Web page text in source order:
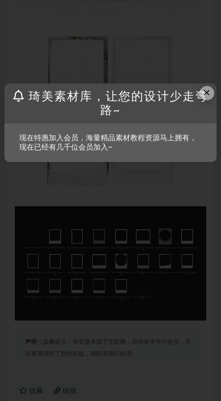
声明： 温馨提示：本资源来源于互联网，仅供参考学习使用，若
该资源侵犯了您的权益，请联系我们处理。
收藏 链接
×
琦美素材库，让您的设计少走弯
路~
现在特惠加入会员，海量精品素材教程资源马上拥有，
现在已经有几千位会员加入~